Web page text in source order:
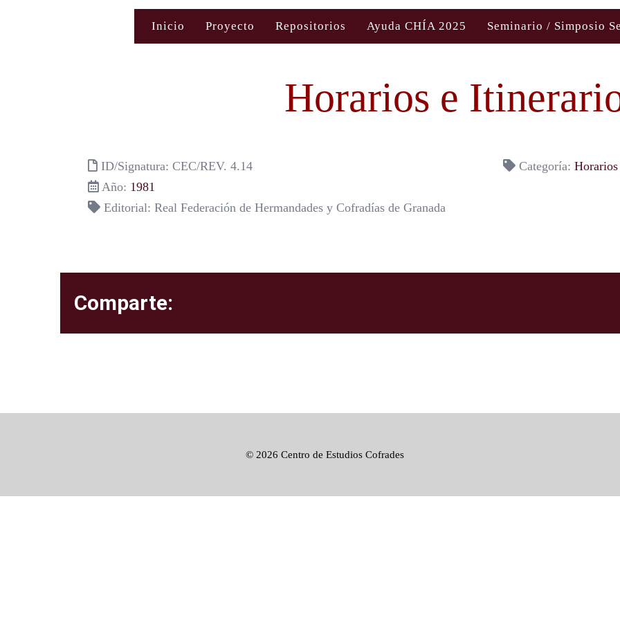
Inicio Proyecto Repositorios Ayuda CHÍA 2025 Seminario / Simposio
Horarios e
ID/Signatura: CEC/REV. 4.14
Año: 1981
Editorial: Real Federación de Hermandades y Cofradías de Granada
Categoría: Horarios
Comparte:
© 2026 Centro de Estudios Cofrades